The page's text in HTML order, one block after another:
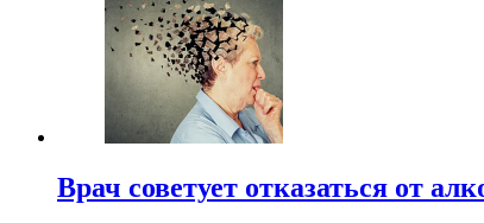
Врач советует отказаться от